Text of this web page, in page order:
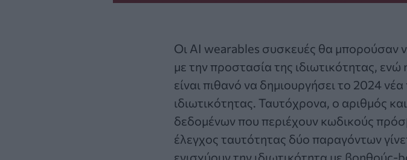
Οι AI wearables συσκευές θα μπορούσαν
με την προστασία της ιδιωτικότητας,
είναι πιθανό να δημιουργήσει το 2024
ιδιωτικότητας. Ταυτόχρονα, ο αριθμός
δεδομένων που περιέχουν κωδικούς
έλεγχος ταυτότητας δύο παραγόντων